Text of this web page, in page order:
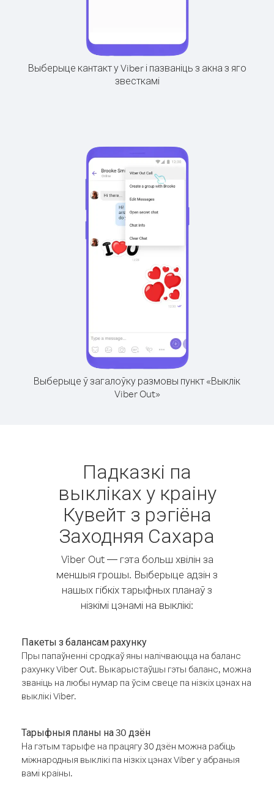
Выберыце кантакт у Viber і пазваніць з акна з яго
звесткамі
Выберыце ў загалоўку размовы пункт «Выклік
Viber Out»
Падказкі па
выкліках у краіну
Кувейт з рэгіёна
Заходняя Сахара
Viber Out — гэта больш хвілін за
меншыя грошы. Выберыце адзін з
нашых гібкіх тарыфных планаў з
нізкімі цэнамі на выклікі:
Пакеты з балансам рахунку
Пры папаўненні сродкаў яны налічваюцца на баланс
рахунку Viber Out. Выкарыстаўшы гэты баланс, можна
званіць на любы нумар па ўсім свеце па нізкіх цэнах на
выклікі Viber.
Тарыфныя планы на 30 дзён
На гэтым тарыфе на працягу 30 дзён можна рабіць
міжнародныя выклікі па нізкіх цэнах Viber у абраныя
вамі краіны.